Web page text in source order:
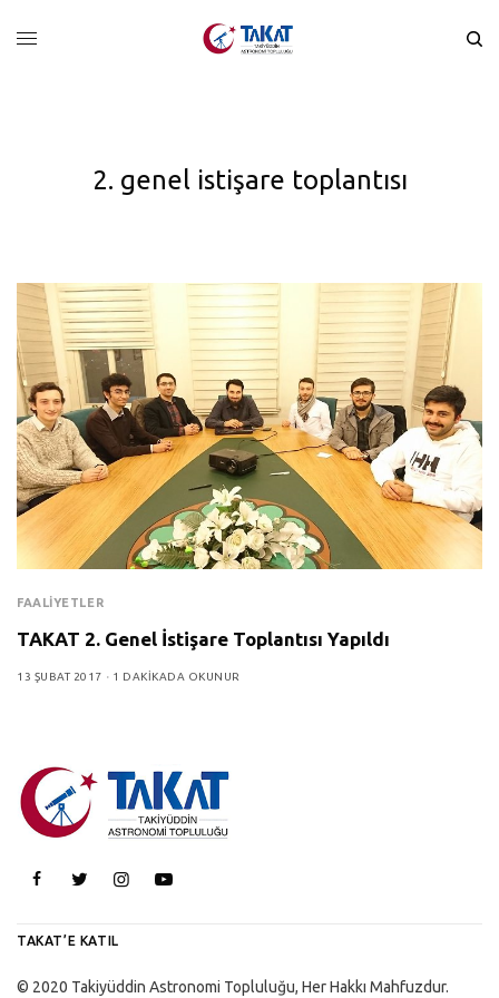
2. genel istişare toplantısı
FAALIYETLER
TAKAT 2. Genel İstişare Toplantısı Yapıldı
13 ŞUBAT 2017 1 DAKIKADA OKUNUR
TAKAT’E KATIL
© 2020 Takiyüddin Astronomi Topluluğu, Her Hakkı Mahfuzdur.